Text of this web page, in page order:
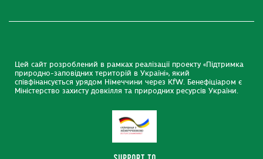
Цей сайт розроблений в рамках реалізації проекту «Підтримка
природно-заповідних територій в Україні», який
співфінансується урядом Німеччини через KfW. Бенефіціаром є
Міністерство захисту довкілля та природних ресурсів України.